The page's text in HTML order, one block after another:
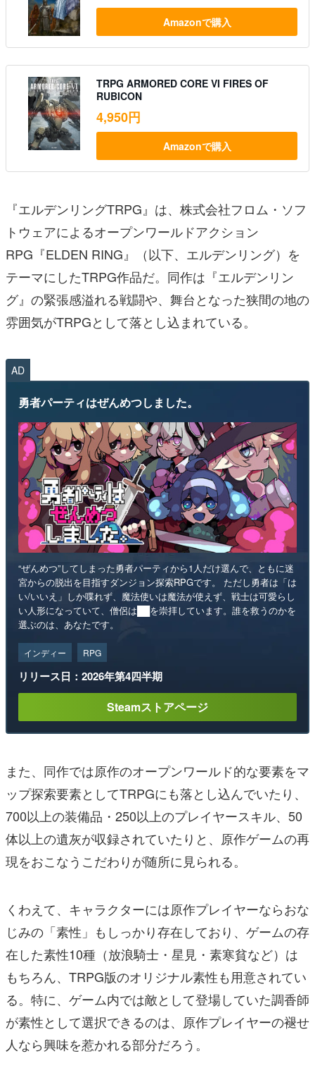
Amazonで購入
TRPG ARMORED CORE VI FIRES OF
RUBICON
4,950円
Amazonで購入
『エルデンリングTRPG』は、株式会社フロム・ソフ
トウェアによるオープンワールドアクション
RPG『ELDEN RING』（以下、エルデンリング）を
テーマにしたTRPG作品だ。同作は『エルデンリン
グ』の緊張感溢れる戦闘や、舞台となった狭間の地の
雰囲気がTRPGとして落とし込まれている。
AD
勇者パーティはぜんめつしました。
“ぜんめつ”してしまった勇者パーティから1人だけ選んで、ともに迷
宮からの脱出を目指すダンジョン探索RPGです。 ただし勇者は「は
い/いいえ」しか喋れず、魔法使いは魔法が使えず、戦士は可愛らし
い人形になっていて、僧侶は██を崇拝しています。誰を救うのかを
選ぶのは、あなたです。
インディー RPG
リリース日：2026年第4四半期
Steamストアページ
また、同作では原作のオープンワールド的な要素をマ
ップ探索要素としてTRPGにも落とし込んでいたり、
700以上の装備品・250以上のプレイヤースキル、50
体以上の遺灰が収録されていたりと、原作ゲームの再
現をおこなうこだわりが随所に見られる。
くわえて、キャラクターには原作プレイヤーならおな
じみの「素性」もしっかり存在しており、ゲームの存
在した素性10種（放浪騎士・星見・素寒貧など）は
もちろん、TRPG版のオリジナル素性も用意されてい
る。特に、ゲーム内では敵として登場していた調香師
が素性として選択できるのは、原作プレイヤーの褪せ
人なら興味を惹かれる部分だろう。